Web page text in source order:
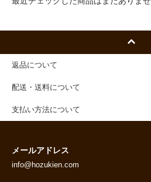
返品について
配送・送料について
支払い方法について
メールアドレス
info@hozukien.com